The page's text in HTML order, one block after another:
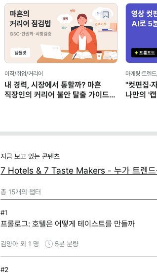
이직/취업/커리어
내 경력, 시장에서 통할까? 마흔
직장인의 커리어 불안 탈출 가이드
마케팅 트렌
"컷편집·
나만의 '
지금 보고 있는 콘텐츠
7 Hotels & 7 Taste Makers - 누가 트렌드
총 15개의 챕터
#1
프롤로그: 호텔은 어떻게 테이스트를 만들까
김양아 외 1 명 5분 분량
#2